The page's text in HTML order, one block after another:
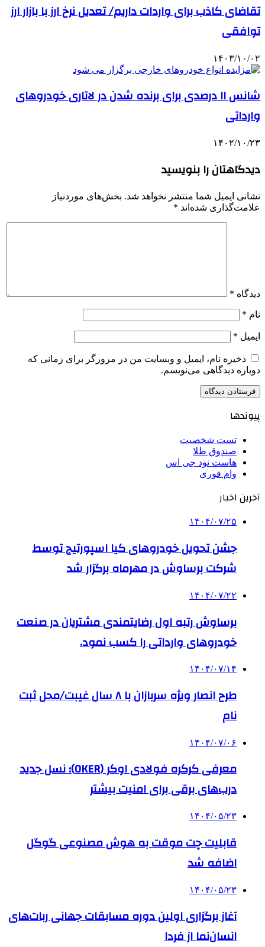
تقاضای کاذب برای واردات داریم/ تعدیل نرخ ارز با بازار ارز
توافقی
۱۴۰۳/۱۰/۰۲
شانس ۱۱ درصدی برای برنده شدن در لاتاری خودروهای
وارداتی
۱۴۰۲/۱۰/۲۳
دیدگاهتان را بنویسید
نشانی ایمیل شما منتشر نخواهد شد. بخش‌های موردنیاز
علامت‌گذاری شده‌اند *
دیدگاه *
نام *
ایمیل *
ذخیره نام، ایمیل و وبسایت من در مرورگر برای زمانی که
دوباره دیدگاهی می‌نویسم.
پیوندها
تست شخصیت
صندوق طلا
هاست نود جی اس
وام فوری
آخرین اخبار
۱۴۰۴/۰۷/۲۵
جشن تحویل خودروهای کیا اسپورتیج توسط
شرکت برساوش در مهرماه برگزار شد
۱۴۰۴/۰۷/۲۲
برساوش رتبه اول رضایتمندی مشتریان در صنعت
خودروهای وارداتی را کسب نمود.
۱۴۰۴/۰۷/۱۴
طرح انصار ویژه سربازان با ۸ سال غیبت/محل ثبت
نام
۱۴۰۴/۰۷/۰۶
معرفی کرکره فولادی اوکر (OKER)؛ نسل جدید
درب‌های برقی برای امنیت بیشتر
۱۴۰۴/۰۵/۲۳
قابلیت چت موقت به هوش مصنوعی گوگل
اضافه شد
۱۴۰۴/۰۵/۲۳
آغاز برگزاری اولین دوره مسابقات جهانی ربات‌های
انسان‌نما از فردا